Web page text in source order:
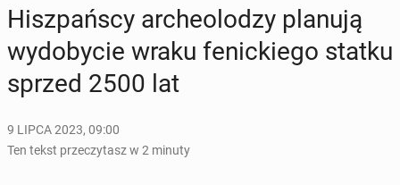
Hisz­pań­scy ar­che­olo­dzy planują
wy­do­by­cie wraku fe­nic­kie­go statku
sprzed 2500 lat
9 LIPCA 2023, 09:00
Ten tekst przeczytasz w 2 minuty